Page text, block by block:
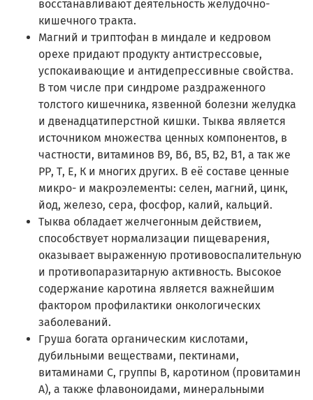
восстанавливают деятельность желудочно-
кишечного тракта.
Магний и триптофан в миндале и кедровом
орехе придают продукту антистрессовые,
успокаивающие и антидепрессивные свойства.
В том числе при синдроме раздраженного
толстого кишечника, язвенной болезни желудка
и двенадцатиперстной кишки. Тыква является
источником множества ценных компонентов, в
частности, витаминов В9, В6, В5, В2, В1, а так же
РР, Т, Е, К и многих других. В её составе ценные
микро- и макроэлементы: селен, магний, цинк,
йод, железо, сера, фосфор, калий, кальций.
Тыква обладает желчегонным действием,
способствует нормализации пищеварения,
оказывает выраженную противовоспалительную
и противопаразитарную активность. Высокое
содержание каротина является важнейшим
фактором профилактики онкологических
заболеваний.
Груша богата органическим кислотами,
дубильными веществами, пектинами,
витаминами С, группы В, каротином (провитамин
А), а также флавоноидами, минеральными